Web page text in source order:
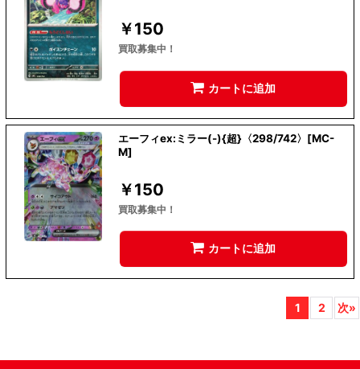
￥150
買取募集中！
カートに追加
エーフィex:ミラー(-){超}〈298/742〉[MC-
M]
￥150
買取募集中！
カートに追加
1 2 次»